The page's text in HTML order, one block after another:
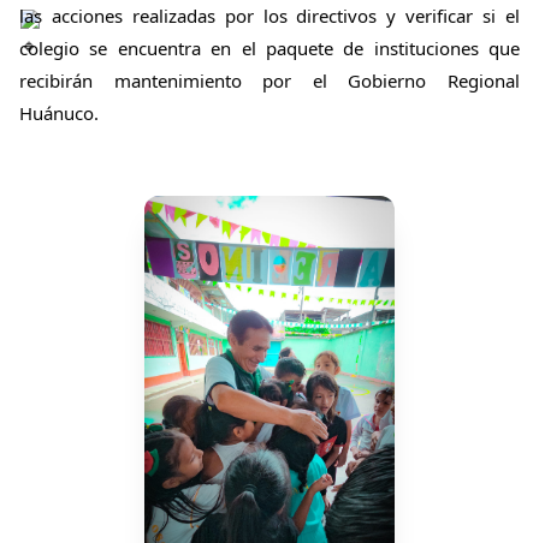
las acciones realizadas por los directivos y verificar si el
colegio se encuentra en el paquete de instituciones que
recibirán mantenimiento por el Gobierno Regional
Huánuco.